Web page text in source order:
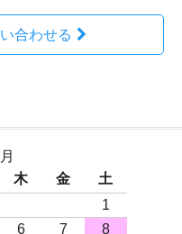
合わせる
木 金
土
1
6 7
8